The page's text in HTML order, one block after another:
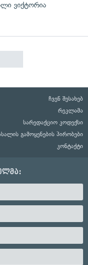
ვიქტორია
ჩვენ შესახებ
რეკლამა
სარედაქციო კოდექსი
გამოყენების პირობები
კონტაქტი